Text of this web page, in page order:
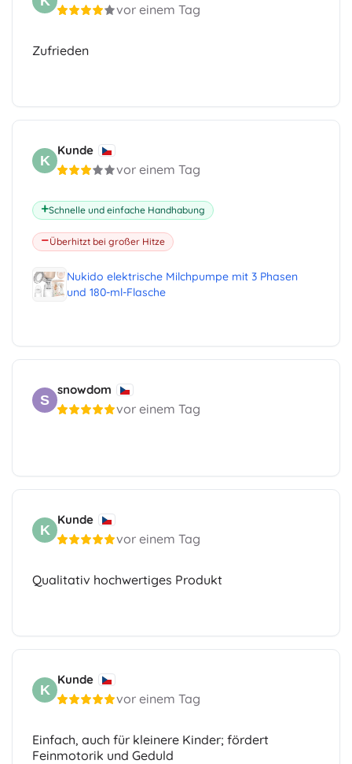
vor einem Tag
Zufrieden
K
Kunde
vor einem Tag
Schnelle und einfache Handhabung
Überhitzt bei großer Hitze
Nukido elektrische Milchpumpe mit 3 Phasen
und 180-ml-Flasche
S
snowdom
vor einem Tag
K
Kunde
vor einem Tag
Qualitativ hochwertiges Produkt
K
Kunde
vor einem Tag
Einfach, auch für kleinere Kinder; fördert
Feinmotorik und Geduld